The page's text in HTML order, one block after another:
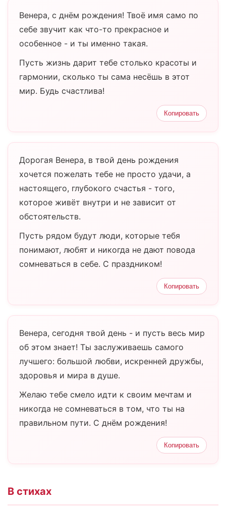
Венера, с днём рождения! Твоё имя само по
себе звучит как что-то прекрасное и
особенное - и ты именно такая.
Пусть жизнь дарит тебе столько красоты и
гармонии, сколько ты сама несёшь в этот
мир. Будь счастлива!
Копировать
Дорогая Венера, в твой день рождения
хочется пожелать тебе не просто удачи, а
настоящего, глубокого счастья - того,
которое живёт внутри и не зависит от
обстоятельств.
Пусть рядом будут люди, которые тебя
понимают, любят и никогда не дают повода
сомневаться в себе. С праздником!
Копировать
Венера, сегодня твой день - и пусть весь мир
об этом знает! Ты заслуживаешь самого
лучшего: большой любви, искренней дружбы,
здоровья и мира в душе.
Желаю тебе смело идти к своим мечтам и
никогда не сомневаться в том, что ты на
правильном пути. С днём рождения!
Копировать
В стихах